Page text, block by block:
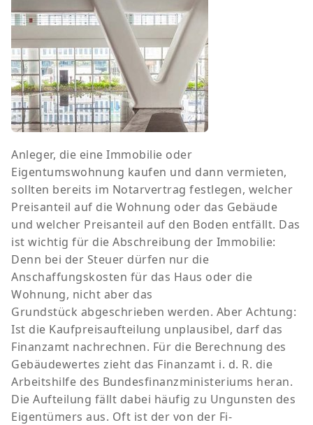
Anleger, die eine Immobilie oder
Eigentumswohnung kaufen und dann vermieten,
sollten bereits im Notarvertrag festlegen, welcher
Preisanteil auf die Wohnung oder das Gebäude
und welcher Preisanteil auf den Boden entfällt. Das
ist wichtig für die Abschreibung der Immobilie:
Denn bei der Steuer dürfen nur die
Anschaffungskosten für das Haus oder die
Wohnung, nicht aber das
Grundstück abgeschrieben werden. Aber Achtung:
Ist die Kaufpreisaufteilung unplausibel, darf das
Finanzamt nachrechnen. Für die Berechnung des
Gebäudewertes zieht das Finanzamt i. d. R. die
Arbeitshilfe des Bundesfinanzministeriums heran.
Die Aufteilung fällt dabei häufig zu Ungunsten des
Eigentümers aus. Oft ist der von der Fi-